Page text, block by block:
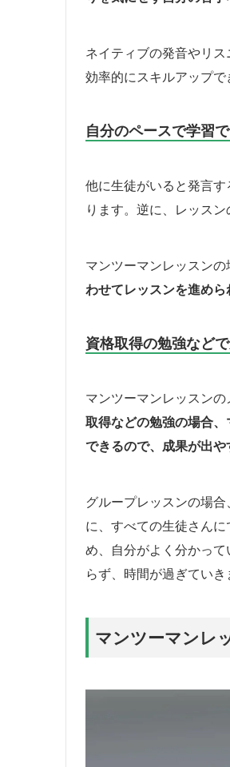
ネイティブの発音やリ
効率的にスキルアップで
自分のペースで学習
他に生徒がいると発言
ります。逆に、レッス
マンツーマンレッスンの
わせてレッスンを進めら
資格取得の勉強など
マンツーマンレッスン
取得などの勉強の場合
できるので、成果が出や
グループレッスンの場
に、すべての生徒さん
め、自分がよく分かっ
らず、時間が過ぎていき
マンツーマンレ